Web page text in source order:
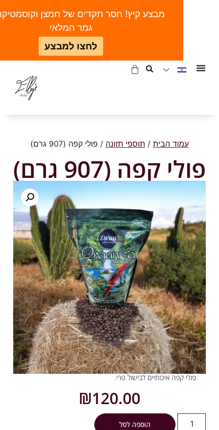
עמוד הבית /תוספי תזונה / פולי קפה (907 גרם)
קפה (907 גרם)
פולי קפה איכותיים לבישול טרי.
₪120.00
הוספה לסל
מבצע קיץ! חסר תקדים של חמצן וקוסמטיקה |
גמר המלאי
לחצו למבצע